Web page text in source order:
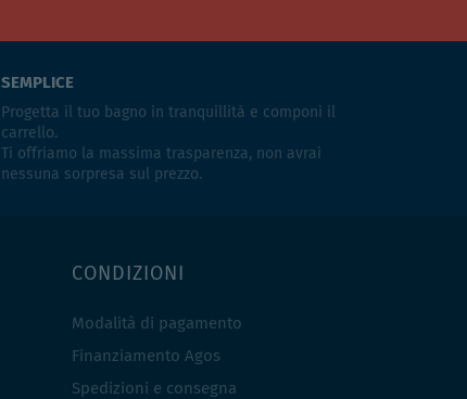
SEMPLICE
Progetta il tuo bagno in tranquillità e componi il
carrello.
Ti offriamo la massima trasparenza, non avrai
nessuna sorpresa sul prezzo.
CONDIZIONI
Modalità di pagamento
Finanziamento Agos
Spedizioni e consegna